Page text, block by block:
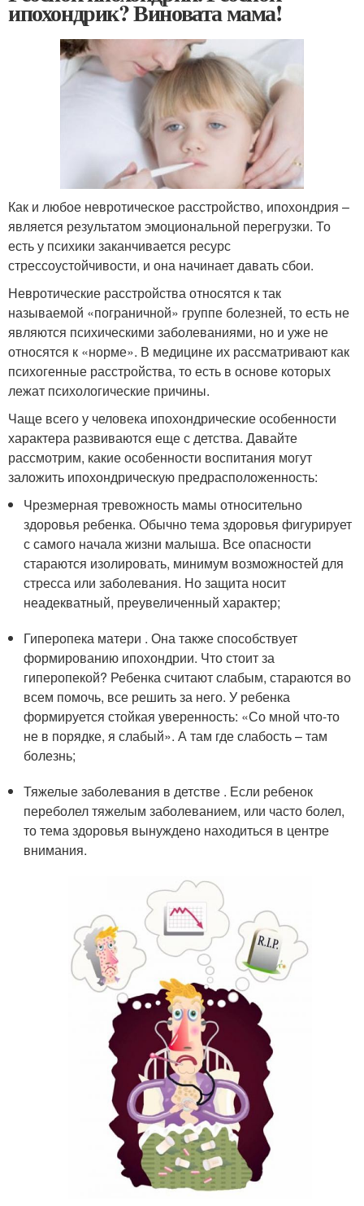
ипохондрик? Виновата мама!
Как и любое невротическое расстройство, ипохондрия –
является результатом эмоциональной перегрузки. То
есть у психики заканчивается ресурс
стрессоустойчивости, и она начинает давать сбои.
Невротические расстройства относятся к так
называемой «пограничной» группе болезней, то есть не
являются психическими заболеваниями, но и уже не
относятся к «норме». В медицине их рассматривают как
психогенные расстройства, то есть в основе которых
лежат психологические причины.
Чаще всего у человека ипохондрические особенности
характера развиваются еще с детства. Давайте
рассмотрим, какие особенности воспитания могут
заложить ипохондрическую предрасположенность:
Чрезмерная тревожность мамы относительно
здоровья ребенка. Обычно тема здоровья фигурирует
с самого начала жизни малыша. Все опасности
стараются изолировать, минимум возможностей для
стресса или заболевания. Но защита носит
неадекватный, преувеличенный характер;
Гиперопека матери . Она также способствует
формированию ипохондрии. Что стоит за
гиперопекой? Ребенка считают слабым, стараются во
всем помочь, все решить за него. У ребенка
формируется стойкая уверенность: «Со мной что-то
не в порядке, я слабый». А там где слабость – там
болезнь;
Тяжелые заболевания в детстве . Если ребенок
переболел тяжелым заболеванием, или часто болел,
то тема здоровья вынуждено находиться в центре
внимания.